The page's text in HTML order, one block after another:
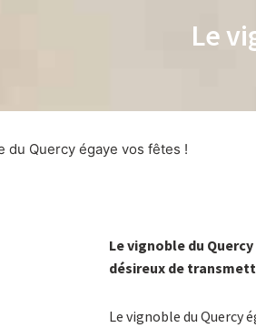
Le
du Quercy égaye vos fêtes !
Le vignoble du Quercy
désireux de
Le vignoble du Quercy